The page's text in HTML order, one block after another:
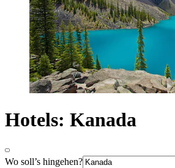
Hotels: Kanada
Wo soll’s hingehen?